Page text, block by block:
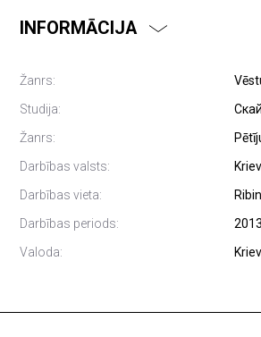
INFORMĀCIJA
Žanrs:
Studija:
Žanrs:
Darbības valsts:
Darbības vieta:
Darbības periods:
2013
Valoda: